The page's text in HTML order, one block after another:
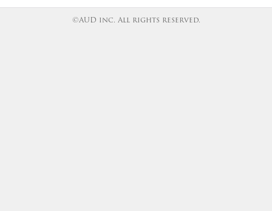
©AUD inc. All rights reserved.